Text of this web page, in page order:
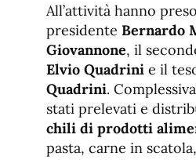
All’attività hanno
presidente Bernardo
Giovannone, il
Elvio Quadrini e il
Quadrini.
stati prelevati e
chili di prodotti
pasta, carne in